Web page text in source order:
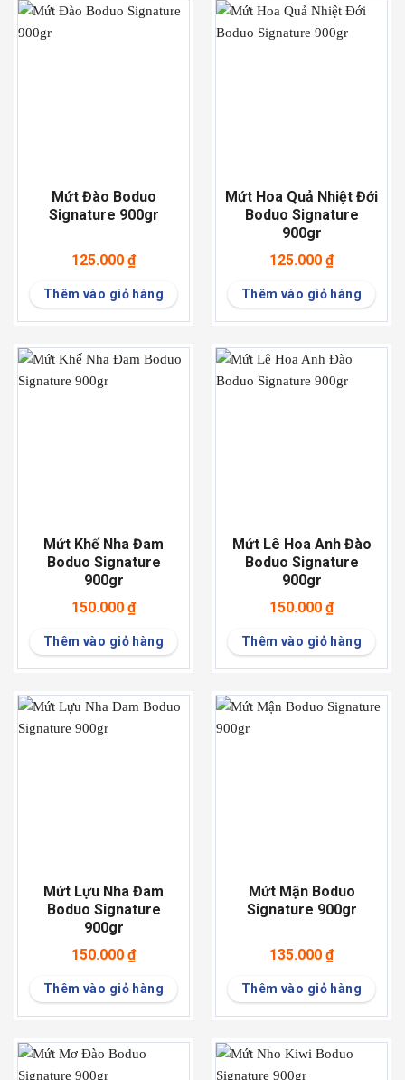
Mứt Đào Boduo
Signature 900gr
125.000 ₫
Thêm vào giỏ hàng
Mứt Hoa Quả Nhiệt Đới
Boduo Signature
900gr
125.000 ₫
Thêm vào giỏ hàng
Mứt Khế Nha Đam
Boduo Signature
900gr
150.000 ₫
Thêm vào giỏ hàng
Mứt Lê Hoa Anh Đào
Boduo Signature
900gr
150.000 ₫
Thêm vào giỏ hàng
Mứt Lựu Nha Đam
Boduo Signature
900gr
150.000 ₫
Thêm vào giỏ hàng
Mứt Mận Boduo
Signature 900gr
135.000 ₫
Thêm vào giỏ hàng